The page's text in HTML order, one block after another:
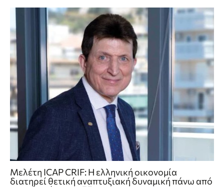
Μελέτη ICAP CRIF: Η ελληνική οικονομία
διατηρεί θετική αναπτυξιακή δυναμική πάνω από